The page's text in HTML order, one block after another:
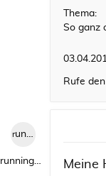
Thema:
So ganz
Rufe
runningwild1
runningwild1 Meine